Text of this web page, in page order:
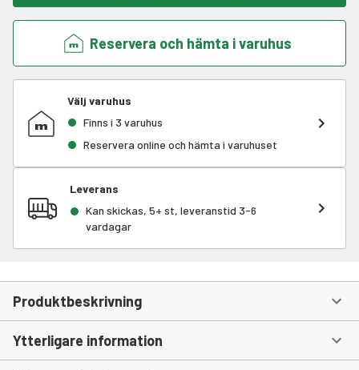
Reservera och hämta i varuhus
Välj varuhus
Finns i 3 varuhus
Reservera online och hämta i varuhuset
Leverans
Kan skickas, 5+ st, leveranstid 3-6
vardagar
Produktbeskrivning
Ytterligare information